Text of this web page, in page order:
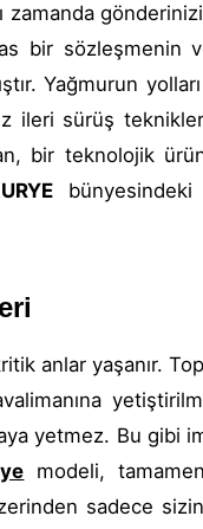
zamanda
bir sözleşmenin
Yağmurun yolları
ileri sürüş
bir teknolojik
anlar yaşanır.
yetmez. Bu gibi
modeli,
sadece